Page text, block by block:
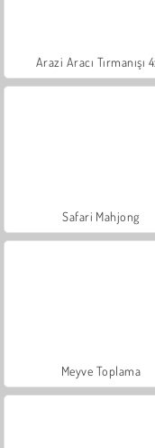
Arazi Aracı Tırmanışı
Safari Mahjong
Meyve Toplama